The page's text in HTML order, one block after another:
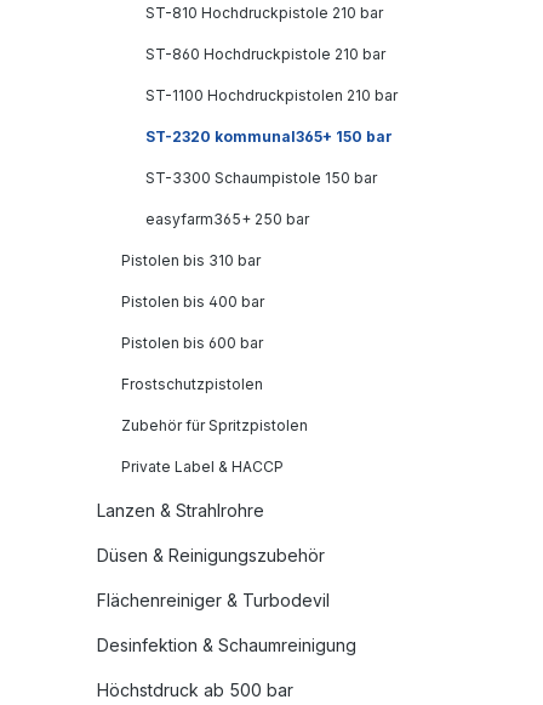
ST-810 Hochdruckpistole 210 bar
ST-860 Hochdruckpistole 210 bar
ST-1100 Hochdruckpistolen 210 bar
ST-2320 kommunal365+ 150 bar
ST-3300 Schaumpistole 150 bar
easyfarm365+ 250 bar
Pistolen bis 310 bar
Pistolen bis 400 bar
Pistolen bis 600 bar
Frostschutzpistolen
Zubehör für Spritzpistolen
Private Label & HACCP
Lanzen & Strahlrohre
Düsen & Reinigungszubehör
Flächenreiniger & Turbodevil
Desinfektion & Schaumreinigung
Höchstdruck ab 500 bar